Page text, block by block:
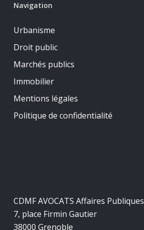
Navigation
Urbanisme
Droit public
Marchés publics
Immobilier
Mentions légales
Politique de confidentialité
CDMF AVOCATS Affaires Publiques
7, place Firmin Gautier
38000 Grenoble